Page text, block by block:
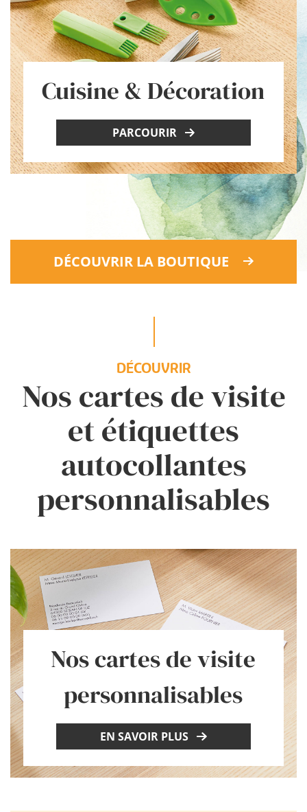
Cuisine & Décoration
PARCOURIR
DÉCOUVRIR LA BOUTIQUE
DÉCOUVRIR
Nos cartes de visite
et étiquettes
autocollantes
personnalisables
Nos cartes de visite
personnalisables
EN SAVOIR PLUS